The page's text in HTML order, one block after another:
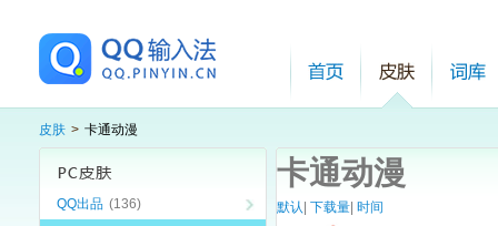
皮肤 > 卡通动漫
QQ出品 (136)
卡通动漫
默认 下载量 时间